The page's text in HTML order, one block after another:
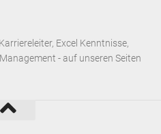
Excel Kenntnisse,
- auf unseren Seiten